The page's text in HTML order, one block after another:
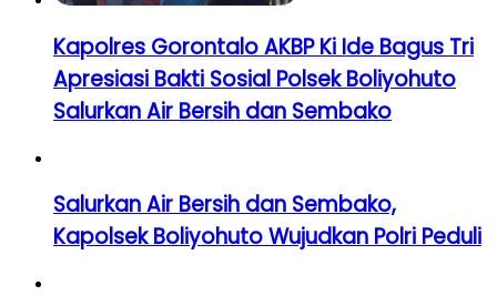
Kapolres Gorontalo AKBP Ki Ide Bagus Tri
Apresiasi Bakti Sosial Polsek Boliyohuto
Salurkan Air Bersih dan Sembako
Salurkan Air Bersih dan Sembako,
Kapolsek Boliyohuto Wujudkan Polri Peduli